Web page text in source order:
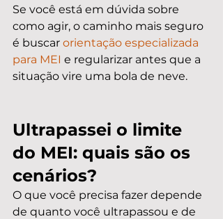
Se você está em dúvida sobre
como agir, o caminho mais seguro
é buscar orientação especializada
para MEI e regularizar antes que a
situação vire uma bola de neve.
Ultrapassei o limite
do MEI: quais são os
cenários?
O que você precisa fazer depende
de quanto você ultrapassou e de